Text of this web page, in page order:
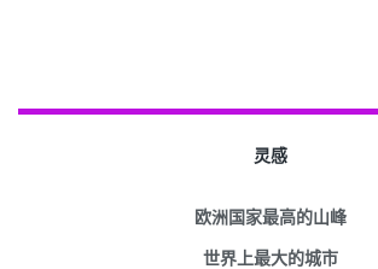
灵感
欧洲国家最高的山峰
世界上最大的城市